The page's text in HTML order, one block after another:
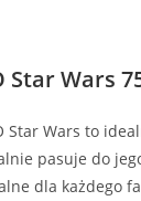
Star Wars
Star Wars to
pasuje do
dla każdego